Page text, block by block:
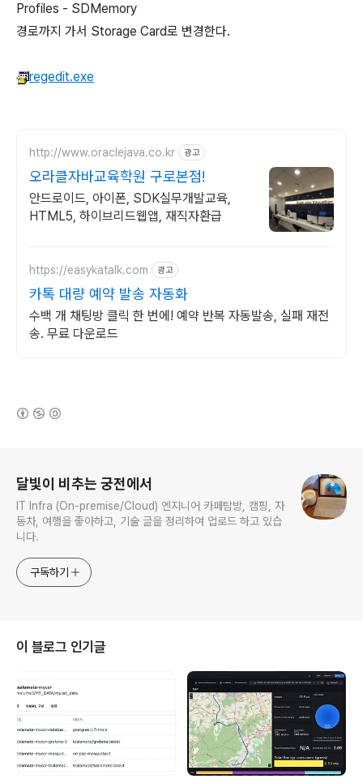
Profiles - SDMemory
경로까지 가서 Storage Card로 변경한다.
regedit.exe
http://www.oraclejava.co.kr 광고
오라클자바교육학원 구로본점!
안드로이드, 아이폰, SDK실무개발교육,
HTML5, 하이브리드웹앱, 재직자환급
https://easykatalk.com 광고
카톡 대량 예약 발송 자동화
수백 개 채팅방 클릭 한 번에! 예약 반복 자동발송, 실패 재전
송. 무료 다운로드
달빛이 비추는 궁전에서
IT Infra (On-premise/Cloud) 엔지니어 카페탐방, 캠핑, 자
동차, 여행을 좋아하고, 기술 글을 정리하여 업로드 하고 있습
니다.
구독하기
이 블로그 인기글